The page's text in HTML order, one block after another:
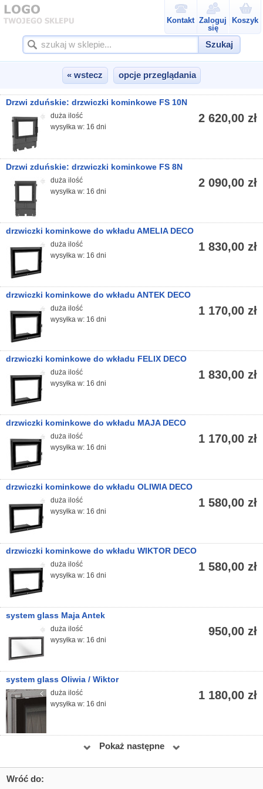
Kontakt Zaloguj
się
Koszyk
Szukaj
« wstecz opcje przeglądania
Drzwi zduńskie: drzwiczki kominkowe FS 10N
2 620,00 zł
duża ilość
wysyłka w: 16 dni
Drzwi zduńskie: drzwiczki kominkowe FS 8N
2 090,00 zł
duża ilość
wysyłka w: 16 dni
drzwiczki kominkowe do wkładu AMELIA DECO
1 830,00 zł
duża ilość
wysyłka w: 16 dni
drzwiczki kominkowe do wkładu ANTEK DECO
1 170,00 zł
duża ilość
wysyłka w: 16 dni
drzwiczki kominkowe do wkładu FELIX DECO
1 830,00 zł
duża ilość
wysyłka w: 16 dni
drzwiczki kominkowe do wkładu MAJA DECO
1 170,00 zł
duża ilość
wysyłka w: 16 dni
drzwiczki kominkowe do wkładu OLIWIA DECO
1 580,00 zł
duża ilość
wysyłka w: 16 dni
drzwiczki kominkowe do wkładu WIKTOR DECO
1 580,00 zł
duża ilość
wysyłka w: 16 dni
system glass Maja Antek
950,00 zł
duża ilość
wysyłka w: 16 dni
system glass Oliwia / Wiktor
1 180,00 zł
duża ilość
wysyłka w: 16 dni
Pokaż następne
Wróć do: